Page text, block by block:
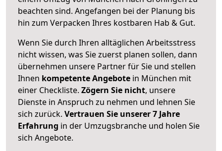
beachten sind. Angefangen bei der Planung bis
hin zum Verpacken Ihres kostbaren Hab & Gut.
Wenn Sie durch Ihren alltäglichen Arbeitsstress
nicht wissen, was Sie zuerst planen sollen, dann
übernehmen unsere Partner für Sie und stellen
Ihnen kompetente Angebote in München mit
einer Checkliste. Zögern Sie nicht, unsere
Dienste in Anspruch zu nehmen und lehnen Sie
sich zurück. Vertrauen Sie unserer 7 Jahre
Erfahrung in der Umzugsbranche und holen Sie
sich Angebote.